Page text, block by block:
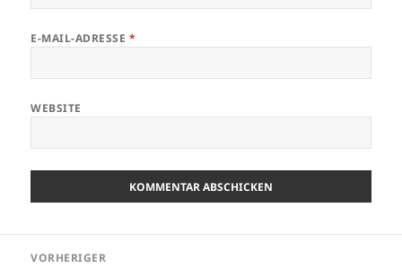
E-MAIL-ADRESSE *
WEBSITE
VORHERIGER